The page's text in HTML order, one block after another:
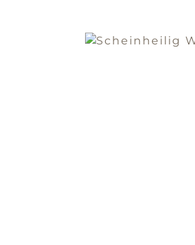
Bildergalerie überspringen